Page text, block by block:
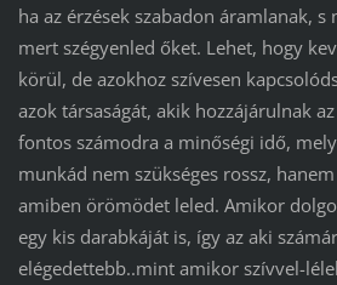
ha az érzések szabadon áramlanak, s
mert szégyenled őket. Lehet, hogy
körül, de azokhoz szívesen
azok társaságát, akik hozzájárulnak
fontos számodra a minőségi idő,
munkád nem szükséges rossz,
amiben örömödet leled. Amikor
egy kis darabkáját is, így az aki
elégedettebb..mint amikor szívvel-